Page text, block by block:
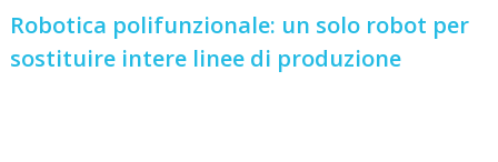
Robotica polifunzionale: un solo robot per
sostituire intere linee di produzione